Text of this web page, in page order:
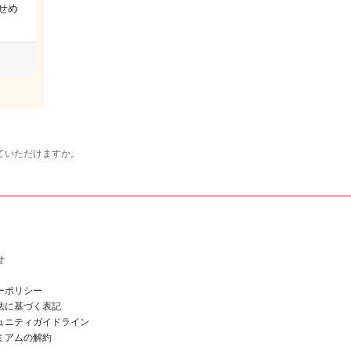
め
ただけますか。
ポリシー
に基づく表記
ニティガイドライン
アムの解約